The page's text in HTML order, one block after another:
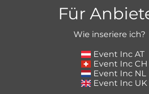
Für
Wie inseriere ich?
Event Inc AT
Event Inc CH
Event Inc NL
Event Inc UK